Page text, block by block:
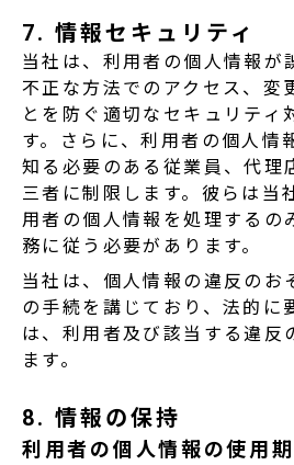
7. 情報セキュリティ
当社は、利用者の個人情報が
不正な方法でのアクセス、変
とを防ぐ適切なセキュリティ
す。さらに、利用者の個人情
知る必要のある従業員、代理
三者に制限します。彼らは当
用者の個人情報を処理するの
務に従う必要があります。
当社は、個人情報の違反のお
の手続を講じており、法的に
は、利用者及び該当する違反
ます。
8. 情報の保持
利用者の個人情報の使用期